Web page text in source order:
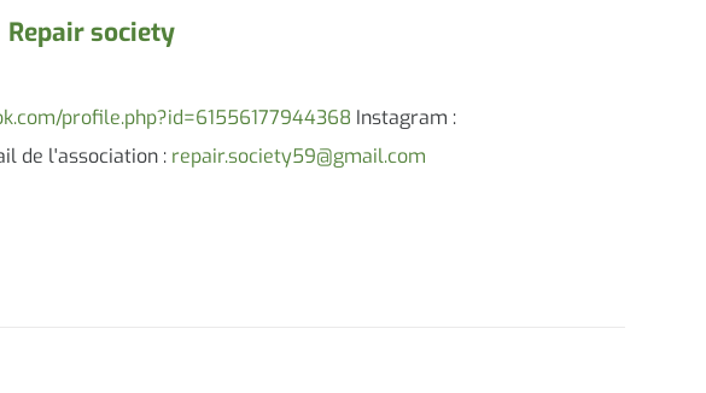
Repair society
profile.php?id=61556177944368 Instagram :
de l'association : repair.society59@gmail.com